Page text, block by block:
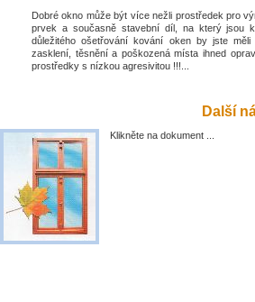
Dobré okno může být více nežli prostředek pro
prvek a současně stavební díl, na který jsou
důležitého ošetřování kování oken by jste
zasklení, těsnění a poškozená místa ihned
prostředky s nízkou agresivitou !!!...
Další
Klikněte na dokument ...